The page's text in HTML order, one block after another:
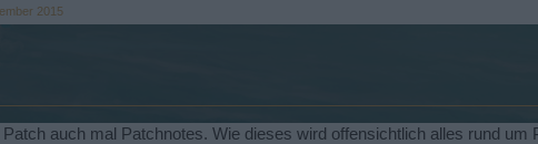
2015
auch mal Patchnotes. Wie dieses wird offensichtlich alles rund um